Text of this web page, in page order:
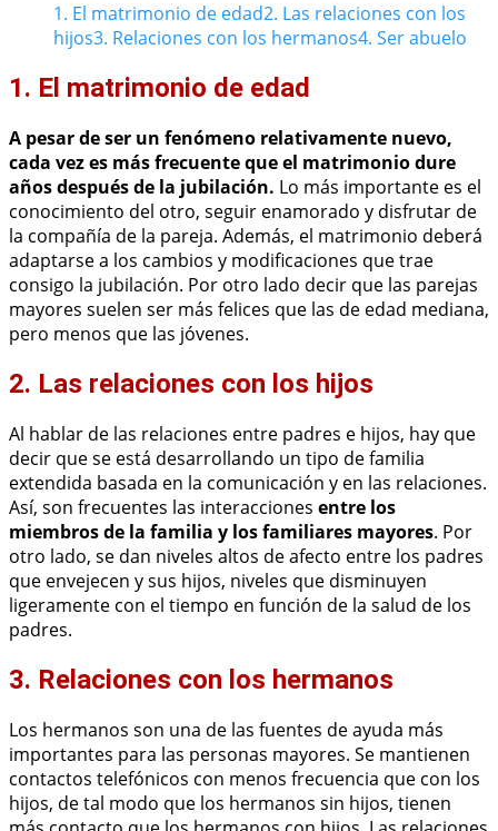
1. El matrimonio de edad2. Las relaciones con los
hijos3. Relaciones con los hermanos4. Ser abuelo
1. El matrimonio de edad
A pesar de ser un fenómeno relativamente nuevo,
cada vez es más frecuente que el matrimonio dure
años después de la jubilación. Lo más importante es el
conocimiento del otro, seguir enamorado y disfrutar de
la compañía de la pareja. Además, el matrimonio deberá
adaptarse a los cambios y modificaciones que trae
consigo la jubilación. Por otro lado decir que las parejas
mayores suelen ser más felices que las de edad mediana,
pero menos que las jóvenes.
2. Las relaciones con los hijos
Al hablar de las relaciones entre padres e hijos, hay que
decir que se está desarrollando un tipo de familia
extendida basada en la comunicación y en las relaciones.
Así, son frecuentes las interacciones entre los
miembros de la familia y los familiares mayores. Por
otro lado, se dan niveles altos de afecto entre los padres
que envejecen y sus hijos, niveles que disminuyen
ligeramente con el tiempo en función de la salud de los
padres.
3. Relaciones con los hermanos
Los hermanos son una de las fuentes de ayuda más
importantes para las personas mayores. Se mantienen
contactos telefónicos con menos frecuencia que con los
hijos, de tal modo que los hermanos sin hijos, tienen